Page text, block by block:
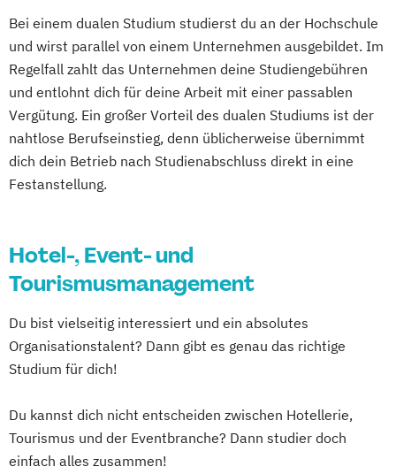
Bei einem dualen Studium studierst du an der Hochschule
und wirst parallel von einem Unternehmen ausgebildet. Im
Regelfall zahlt das Unternehmen deine Studiengebühren
und entlohnt dich für deine Arbeit mit einer passablen
Vergütung. Ein großer Vorteil des dualen Studiums ist der
nahtlose Berufseinstieg, denn üblicherweise übernimmt
dich dein Betrieb nach Studienabschluss direkt in eine
Festanstellung.
Hotel-, Event- und
Tourismusmanagement
Du bist vielseitig interessiert und ein absolutes
Organisationstalent? Dann gibt es genau das richtige
Studium für dich!
Du kannst dich nicht entscheiden zwischen Hotellerie,
Tourismus und der Eventbranche? Dann studier doch
einfach alles zusammen!